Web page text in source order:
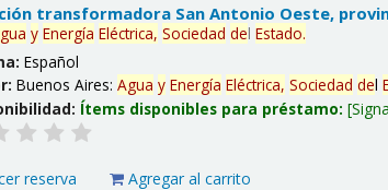
transformadora San Antonio Oeste,
y Energía Eléctrica, Sociedad delEstado.
Español
Buenos Aires:Agua y Energía Eléctrica, Sociedad del
Ítems disponibles para préstamo:
reserva Agregar al carrito